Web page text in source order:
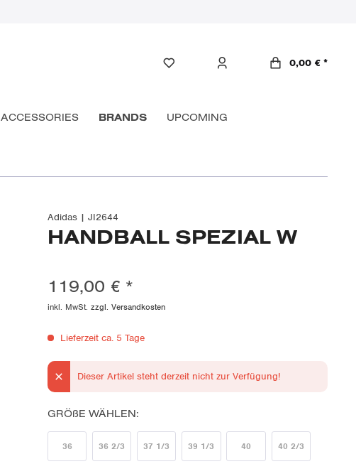
0,00 € *
ACCESSORIES BRANDS UPCOMING
Adidas | JI2644
HANDBALL SPEZIAL W
119,00 € *
inkl. MwSt.zzgl. Versandkosten
Lieferzeit ca. 5 Tage
Dieser Artikel steht derzeit nicht zur Verfügung!
GRÖßE WÄHLEN:
36 36 2/3 37 1/3 39 1/3 40 40 2/3